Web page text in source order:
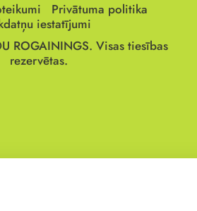
Privātuma politika
iestatījumi
ROGAININGS. Visas tiesības
rezervētas.